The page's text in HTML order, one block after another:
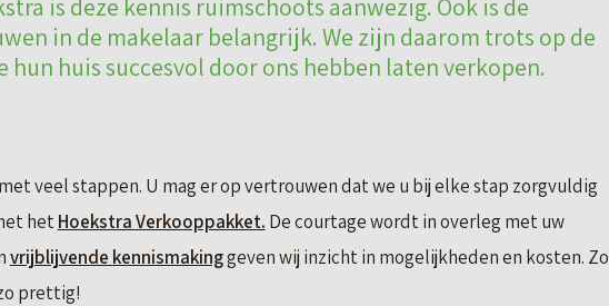
is deze kennis ruimschoots aanwezig. Ook is de
in de makelaar belangrijk. We zijn daarom trots op de
huis succesvol door ons hebben laten verkopen.
veel stappen. U mag er op vertrouwen dat we u bij elke stap zorgvuldig
hetHoekstra Verkooppakket. De courtage wordt in overleg met uw
vrijblijvende kennismakinggeven wij inzicht in mogelijkheden en kosten. Zo
prettig!